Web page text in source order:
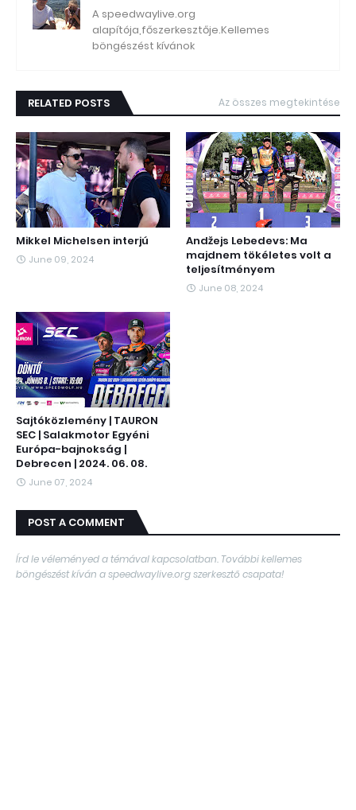
A speedwaylive.org
alapítója,főszerkesztője.Kellemes
böngészést kívánok
RELATED POSTS Az összes megtekintése
Mikkel Michelsen interjú
June 09, 2024
Andžejs Lebedevs: Ma
majdnem tökéletes volt a
teljesítményem
June 08, 2024
Sajtóközlemény | TAURON
SEC | Salakmotor Egyéni
Európa-bajnokság |
Debrecen | 2024. 06. 08.
June 07, 2024
POST A COMMENT
Írd le véleményed a témával kapcsolatban. További kellemes
böngészést kíván a speedwaylive.org szerkesztő csapata!